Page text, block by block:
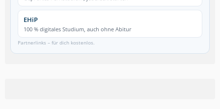
EHiP
100 % digitales Studium, auch ohne Abitur
Partnerlinks – für dich kostenlos.